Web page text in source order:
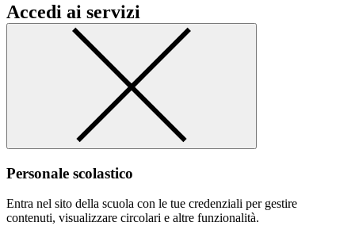
Accedi ai servizi
Personale scolastico
Entra nel sito della scuola con le tue credenziali per gestire
contenuti, visualizzare circolari e altre funzionalità.